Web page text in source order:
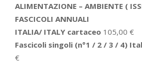
ALIMENTAZIONE – AMBIENTE (
FASCICOLI ANNUALI
ITALIA/ ITALY cartaceo 105,00 €
Fascicoli singoli (n°1 / 2 / 3 / 4)
€